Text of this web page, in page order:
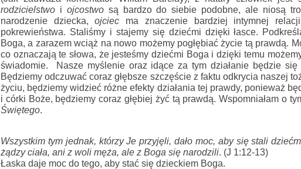
rodzicielstwo i ojcostwo są bardzo do siebie podobne, ale niosą
narodzenie dziecka, ojciec ma znaczenie bardziej intymnej
pokrewieństwa. Staliśmy i stajemy się dziećmi dzięki łasce.
Boga, a zarazem wciąż na nowo możemy pogłębiać życie tą prawdą.
co oznaczają te słowa, że jesteśmy dziećmi Boga i dzięki temu
świadomie.  Nasze myślenie oraz idące za tym działanie będzie
Będziemy odczuwać coraz głębsze szczęście z faktu odkrycia naszej
życiu, będziemy widzieć różne efekty działania tej prawdy, ponieważ
i córki Boże, będziemy coraz głębiej żyć tą prawdą. Wspomniałam o
Świętego.
Wszystkim tym jednak, którzy Je przyjęli, dało moc, aby się stali
żądzy ciała, ani z woli męża, ale z Boga się narodzili. (J 1:12-13)
Łaska daje moc do tego, aby stać się dzieckiem Boga.